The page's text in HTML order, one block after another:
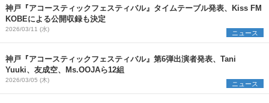
神戸『アコースティックフェスティバル』タイムテーブル発表、Kiss FM
KOBEによる公開収録も決定
2026/03/11 (水) ニュース
神戸『アコースティックフェスティバル』第6弾出演者発表、Tani
Yuuki、友成空、Ms.OOJAら12組
2026/03/05 (木) ニュース